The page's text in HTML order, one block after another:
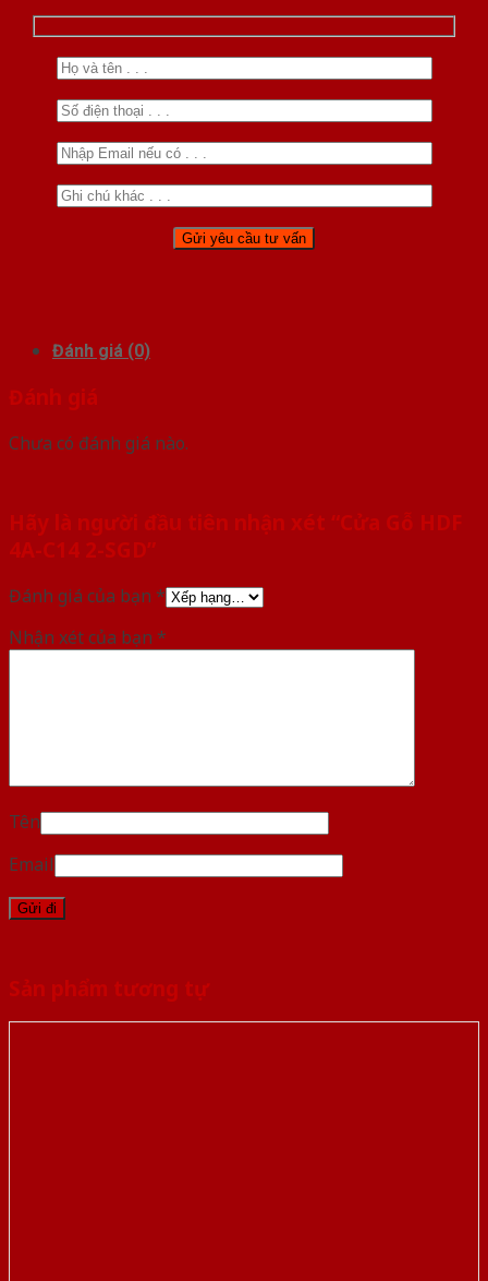
Đánh giá (0)
Đánh giá
Chưa có đánh giá nào.
Hãy là người đầu tiên nhận xét “Cửa Gỗ HDF
4A-C14 2-SGD”
Đánh giá của bạn *
Nhận xét của bạn *
Tên
Email
Sản phẩm tương tự